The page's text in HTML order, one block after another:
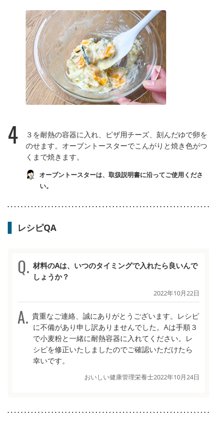
4
３を耐熱の容器に入れ、ピザ用チーズ、刻んだゆで卵を
のせます。オーブントースターでこんがりと焼き色がつ
くまで焼きます。
オーブントースターは、取扱説明書に沿ってご使用くださ
い。
レシピQA
材料のAは、いつのタイミングで入れたら良いんで
しょうか？
2022年10月22日
貴重なご連絡、誠にありがとうございます。レシピ
に不備があり申し訳ありませんでした。Aは手順３
で小麦粉と一緒に耐熱容器に入れてください。レ
シピを修正いたしましたのでご確認いただけたら
幸いです。
おいしい健康管理栄養士2022年10月24日